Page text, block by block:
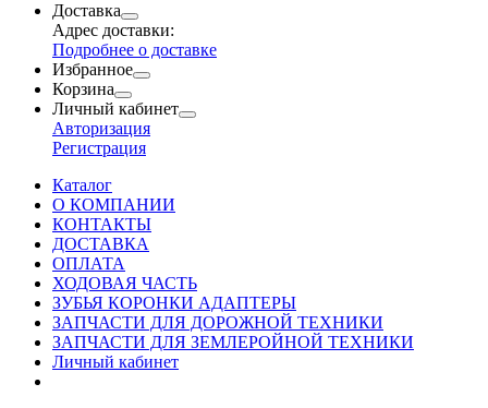
Доставка
Адрес доставки:
Подробнее о доставке
Избранное
Корзина
Личный кабинет
Авторизация
Регистрация
Каталог
О КОМПАНИИ
КОНТАКТЫ
ДОСТАВКА
ОПЛАТА
ХОДОВАЯ ЧАСТЬ
ЗУБЬЯ КОРОНКИ АДАПТЕРЫ
ЗАПЧАСТИ ДЛЯ ДОРОЖНОЙ ТЕХНИКИ
ЗАПЧАСТИ ДЛЯ ЗЕМЛЕРОЙНОЙ ТЕХНИКИ
Личный кабинет